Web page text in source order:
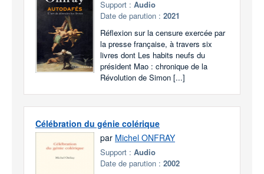
Support : Audio
Date de parution : 2021
Réflexion sur la censure exercée par
la presse française, à travers six
livres dont Les habits neufs du
président Mao : chronique de la
Révolution de Simon [...]
Célébration du génie colérique
par Michel ONFRAY
Support : Audio
Date de parution : 2002